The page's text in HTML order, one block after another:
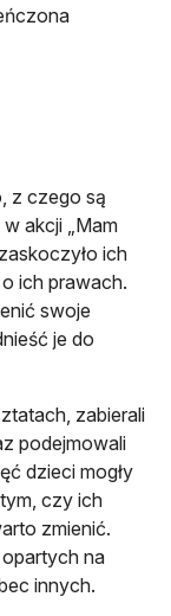
z czego są
akcji „Mam
ich
ich prawach.
swoje
je do
zabierali
podejmowali
dzieci mogły
czy ich
zmienić.
na
innych.